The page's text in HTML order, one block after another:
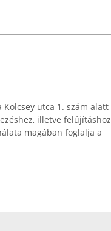
Kölcsey utca 1. szám alatt
illetve felújításhoz
magában foglalja a